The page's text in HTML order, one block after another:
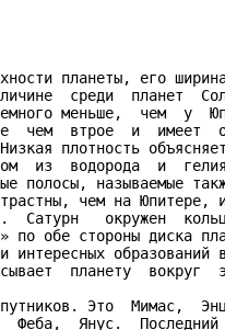
планеты, его
среди  планет
немного меньше,  чем  у
чем  втрое  и  имеет
плотность
из  водорода  и
полосы, называемые
чем на Юпитере,
Сатурн   окружен
по обе стороны диска
интересных
планету  вокруг
Это  Мимас,
Феба,  Янус.